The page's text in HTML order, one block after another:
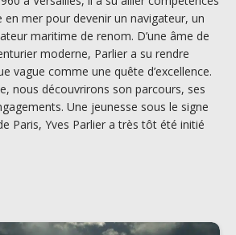
en mer pour devenir un navigateur, un
maritime de renom. D’une âme de
moderne, Parlier a su rendre
vague comme une quête d’excellence.
nous découvrirons son parcours, ses
Une jeunesse sous le signe
Paris, Yves Parlier a très tôt été initié